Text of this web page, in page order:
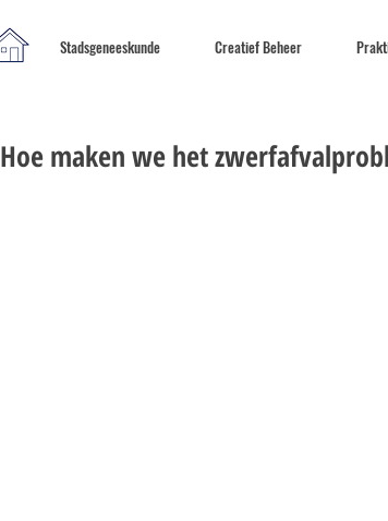
Stadsgeneeskunde Creatief Beheer
Hoe maken we het